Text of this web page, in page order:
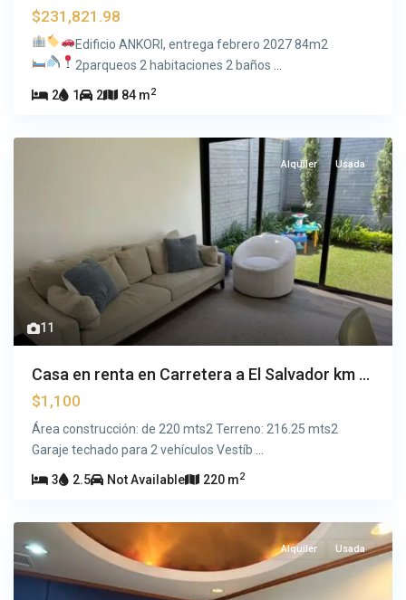
$231,821.98
Edificio ANKORI, entrega febrero 202784m2
2parqueos 2 habitaciones 2 baños ...
2 1 2 84 m2
11
Alquiler Usada
Casa en renta en Carretera a El Salvador km ...
$1,100
Área construcción: de 220 mts2 Terreno: 216.25 mts2
Garaje techado para 2 vehículos Vestíb ...
3 2.5 Not Available 220 m2
Alquiler Usada